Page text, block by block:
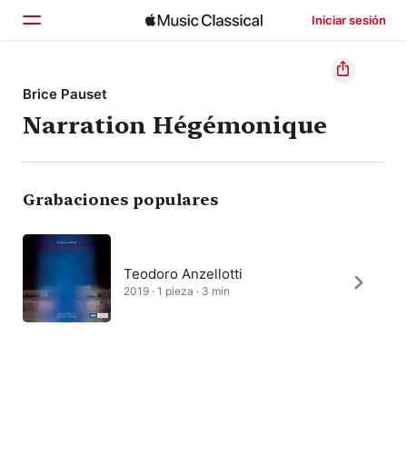
Iniciar sesión
Inicio
Explorar
Buscar
Brice Pauset
Narration Hégémonique
Grabaciones populares
Teodoro Anzellotti
2019 · 1 pieza · 3 min